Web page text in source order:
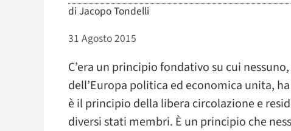
di Jacopo Tondelli
31 Agosto 2015
C’era un principio fondativo su cui
dell’Europa politica ed economica unita,
è il principio della libera circolazione e
diversi stati membri. È un principio che